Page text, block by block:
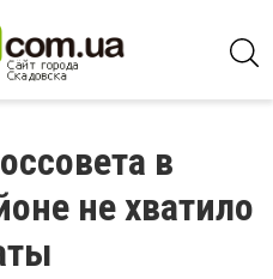
в
не хватило